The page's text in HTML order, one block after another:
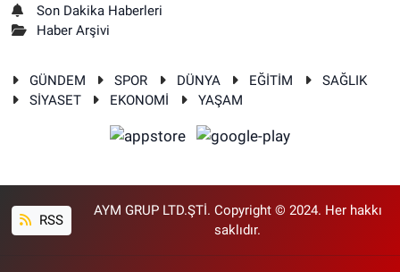
Son Dakika Haberleri
Haber Arşivi
GÜNDEM SPOR DÜNYA EĞİTİM
SAĞLIK
SİYASET
EKONOMİ YAŞAM
RSS
AYM GRUP LTD.ŞTİ. Copyright © 2024. Her hakkı
saklıdır.